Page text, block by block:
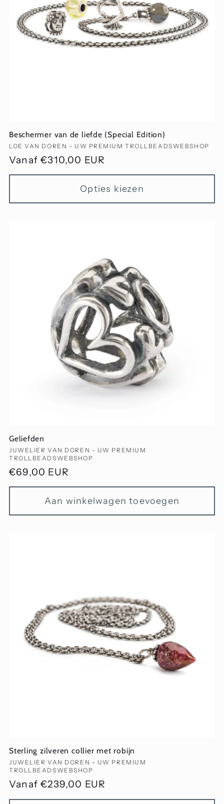
e
Beschermer van de liefde (Special Edition)
Verkoper:
LOE VAN DOREN - UW PREMIUM TROLLBEADSWEBSHOP
Normale
prijs
Vanaf €310,00 EUR
Opties kiezen
Geliefden
Verkoper:
JUWELIER VAN DOREN - UW PREMIUM
TROLLBEADSWEBSHOP
Normale
prijs
€69,00 EUR
Aan winkelwagen toevoegen
Sterling zilveren collier met robijn
Verkoper:
JUWELIER VAN DOREN - UW PREMIUM
TROLLBEADSWEBSHOP
Normale
prijs
Vanaf €239,00 EUR